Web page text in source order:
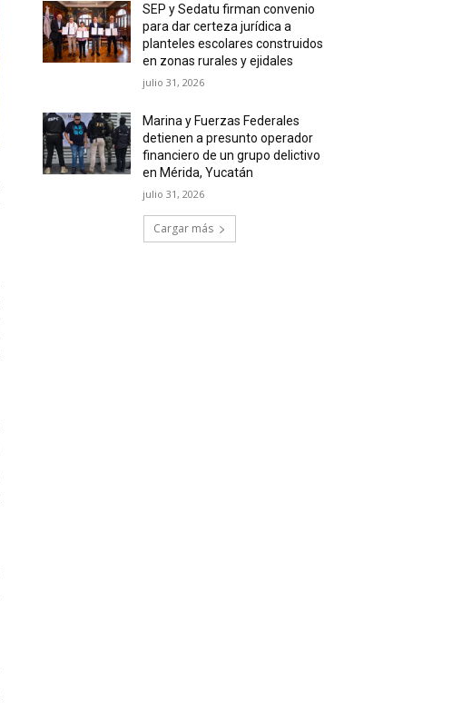
SEP y Sedatu firman convenio
para dar certeza jurídica a
planteles escolares construidos
en zonas rurales y ejidales
julio 31, 2026
Marina y Fuerzas Federales
detienen a presunto operador
financiero de un grupo delictivo
en Mérida, Yucatán
julio 31, 2026
Cargar más